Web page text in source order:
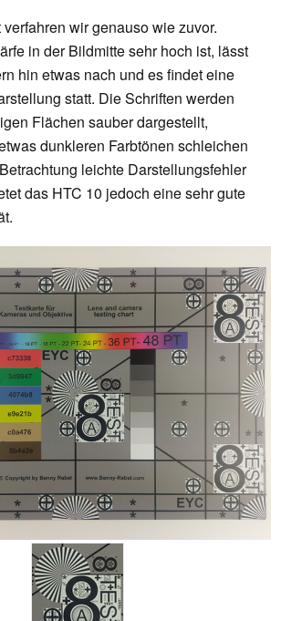
verfahren wir genauso wie zuvor.
in der Bildmitte sehr hoch ist, lässt
hin etwas nach und es findet eine
statt. Die Schriften werden
Flächen sauber dargestellt,
dunkleren Farbtönen schleichen
leichte Darstellungsfehler
das HTC 10 jedoch eine sehr gute